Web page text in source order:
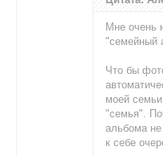
Мне очень
"семейный
Что бы
моей
"семья".
альбома
к себе